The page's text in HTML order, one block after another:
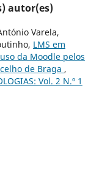
autor(es)
Varela,
LMS em
da Moodle pelos
de Braga ,
Vol. 2 N.º 1